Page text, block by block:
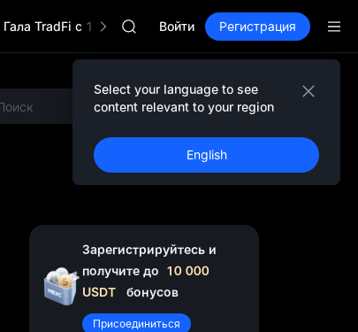
Гала TradFi с 1 000 000$Подписка на рынок UNITREE STAR
SPCX растет после локапа
AAOI
SKYAI
Войти Регистрация
Select your language to see
content relevant to your region
English
MEME Gold & Silver Обзор проекта
Зарегистрируйтесь и
получите до 10 000
USDT
бонусов
Присоединиться